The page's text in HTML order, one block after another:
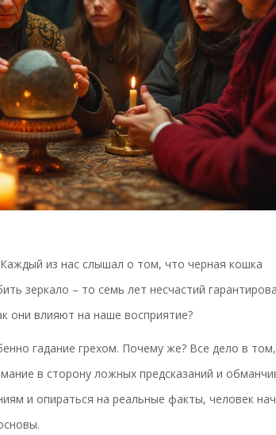
из нас слышал о том, что черная кошка
зеркало – то семь лет несчастий
они влияют на наше восприятие?
гадание грехом. Почему же? Все дело в
в сторону ложных предсказаний и
и опираться на реальные факты, человек